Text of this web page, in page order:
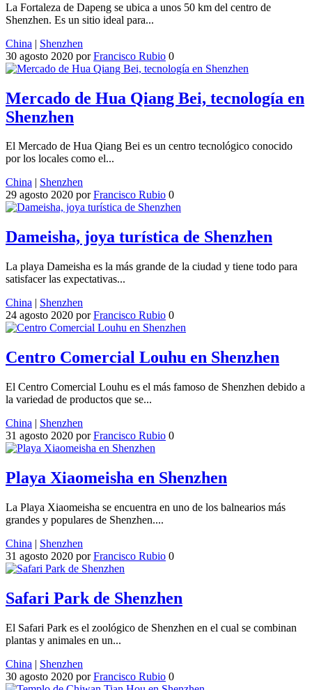
La Fortaleza de Dapeng se ubica a unos 50 km del centro de
Shenzhen. Es un sitio ideal para...
China | Shenzhen
30 agosto 2020 porFrancisco Rubio 0
Mercado de Hua Qiang Bei, tecnología en
Shenzhen
El Mercado de Hua Qiang Bei es un centro tecnológico conocido
por los locales como el...
China | Shenzhen
29 agosto 2020 porFrancisco Rubio 0
Dameisha, joya turística de Shenzhen
La playa Dameisha es la más grande de la ciudad y tiene todo para
satisfacer las expectativas...
China | Shenzhen
24 agosto 2020 porFrancisco Rubio 0
Centro Comercial Louhu en Shenzhen
El Centro Comercial Louhu es el más famoso de Shenzhen debido a
la variedad de productos que se...
China | Shenzhen
31 agosto 2020 porFrancisco Rubio 0
Playa Xiaomeisha en Shenzhen
La Playa Xiaomeisha se encuentra en uno de los balnearios más
grandes y populares de Shenzhen....
China | Shenzhen
31 agosto 2020 porFrancisco Rubio 0
Safari Park de Shenzhen
El Safari Park es el zoológico de Shenzhen en el cual se combinan
plantas y animales en un...
China | Shenzhen
30 agosto 2020 porFrancisco Rubio 0